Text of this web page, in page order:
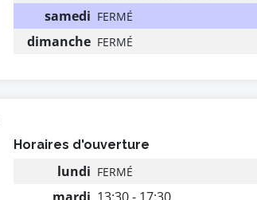
samedi FERMÉ
dimanche FERMÉ
Horaires d'ouverture
lundi FERMÉ